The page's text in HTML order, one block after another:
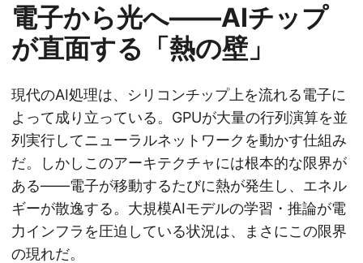
電子から光へ——AIチップ
が直面する「熱の壁」
現代のAI処理は、シリコンチップ上を流れる電子に
よって成り立っている。GPUが大量の行列演算を並
列実行してニューラルネットワークを動かす仕組み
だ。しかしこのアーキテクチャには根本的な限界が
ある——電子が移動するたびに熱が発生し、エネル
ギーが散逸する。大規模AIモデルの学習・推論が電
力インフラを圧迫している状況は、まさにこの限界
の現れだ。